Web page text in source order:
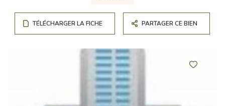
TÉLÉCHARGER LA FICHE PARTAGER CE BIEN